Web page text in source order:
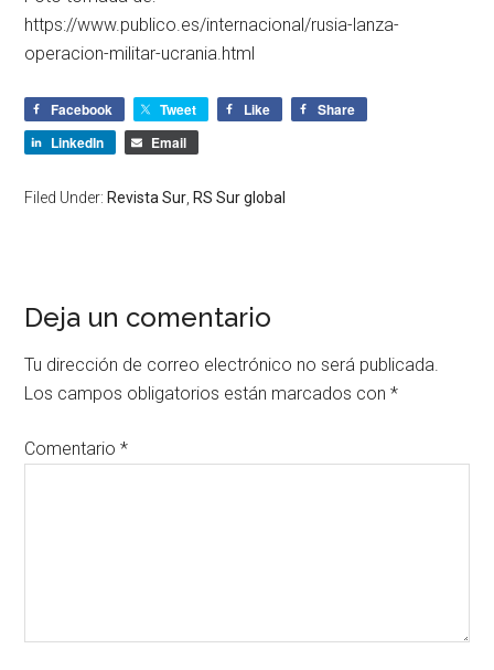
https://www.publico.es/internacional/rusia-lanza-
operacion-militar-ucrania.html
Facebook Tweet Like
Share
LinkedIn
Email
Filed Under: Revista Sur, RS Sur global
Deja un comentario
Tu dirección de correo electrónico no será publicada.
Los campos obligatorios están marcados con*
Comentario*